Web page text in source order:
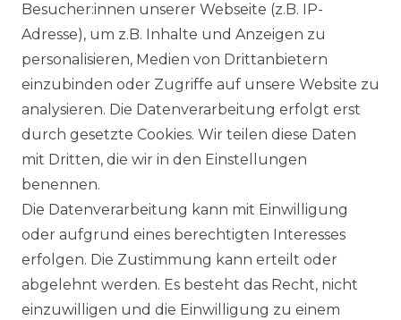
KONTAKT
Sie sind Händlerund möchten Sich mit uns
in Verbindung setzen?
unter:
0421 - 7942081
Unseren Händlershop finden Sie hier:
https://b2b-popshotsstudios.de/
Wir versenden mit
Besucher:innen unserer Webseite (z.B. IP-
Adresse), um z.B. Inhalte und Anzeigen zu
personalisieren, Medien von Drittanbietern
einzubinden oder Zugriffe auf unsere Website zu
analysieren. Die Datenverarbeitung erfolgt erst
durch gesetzte Cookies. Wir teilen diese Daten
mit Dritten, die wir in den Einstellungen
benennen.
Die Datenverarbeitung kann mit Einwilligung
oder aufgrund eines berechtigten Interesses
erfolgen. Die Zustimmung kann erteilt oder
abgelehnt werden. Es besteht das Recht, nicht
einzuwilligen und die Einwilligung zu einem